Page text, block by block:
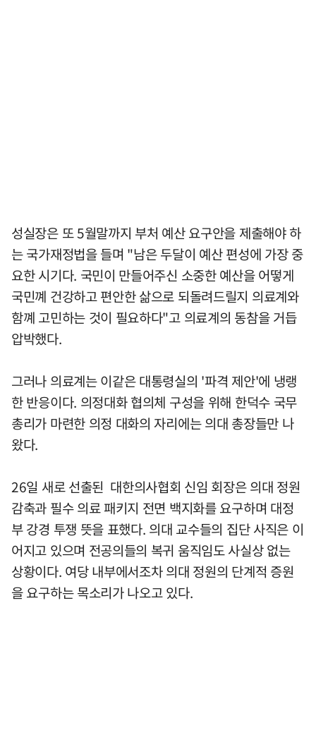
성실장은 또 5월말까지 부처 예산 요구안을 제출해야 하
는 국가재정법을 들며 "남은 두달이 예산 편성에 가장 중
요한 시기다. 국민이 만들어주신 소중한 예산을 어떻게
국민꼐 건강하고 편안한 삶으로 되돌려드릴지 의료계와
함꼐 고민하는 것이 필요하다"고 의료계의 동참을 거듭
압박했다.
그러나 의료계는 이같은 대통령실의 '파격 제안'에 냉랭
한 반응이다. 의정대화 협의체 구성을 위해 한덕수 국무
총리가 마련한 의정 대화의 자리에는 의대 총장들만 나
왔다.
26일 새로 선출된 대한의사협회 신임 회장은 의대 정원
감축과 필수 의료 패키지 전면 백지화를 요구하며 대정
부 강경 투쟁 뜻을 표했다. 의대 교수들의 집단 사직은 이
어지고 있으며 전공의들의 복귀 움직임도 사실상 없는
상황이다. 여당 내부에서조차 의대 정원의 단계적 증원
을 요구하는 목소리가 나오고 있다.